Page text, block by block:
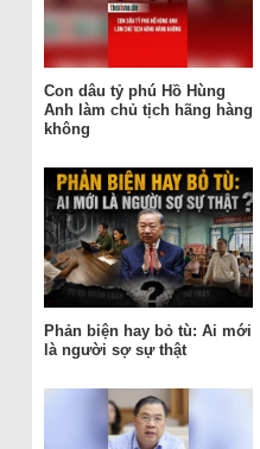
Con dâu tỷ phú Hồ Hùng
Anh làm chủ tịch hãng hàng
không
Phản biện hay bỏ tù: Ai mới
là người sợ sự thật